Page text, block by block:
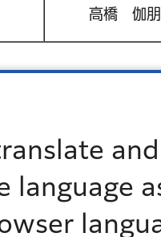
language
高橋 伽朋
（のじ みお）